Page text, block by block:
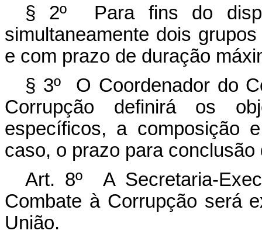
§ 2º Para fins do
simultaneamente dois
e com prazo de duração
§ 3º O Coordenador do
Corrupção definirá os
específicos, a composição
caso, o prazo para conclusão
Art. 8º A Secretaria-
Combate à Corrupção será
União.